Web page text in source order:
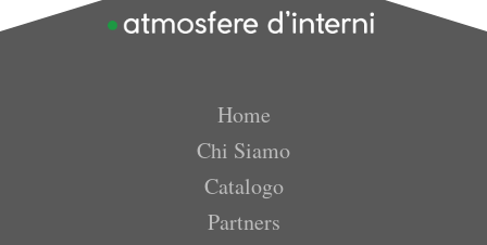
Home
Chi Siamo
Catalogo
Partners